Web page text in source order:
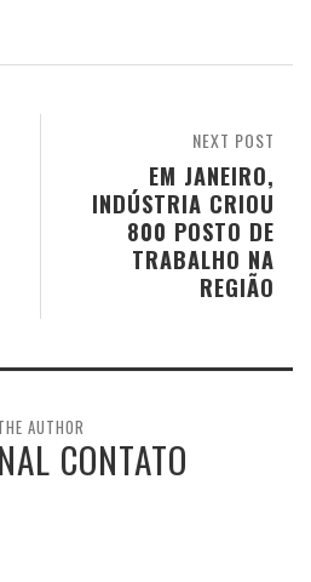
NEXT POST
EM JANEIRO,
INDÚSTRIA CRIOU
800 POSTO DE
TRABALHO NA
REGIÃO
AUTHOR
CONTATO